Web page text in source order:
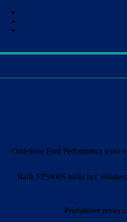
Oddelenie Ford Performance tento
Balík FPS800S môže byť
Príplatkové prvky